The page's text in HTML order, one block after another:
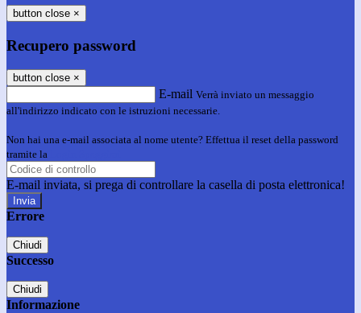
button close ×
Recupero password
button close ×
E-mail Verrà inviato un messaggio
all'indirizzo indicato con le istruzioni necessarie.
Non hai una e-mail associata al nome utente? Effettua il reset della password
tramite la
E-mail inviata, si prega di controllare la casella di posta elettronica!
Errore
Chiudi
Successo
Chiudi
Informazione